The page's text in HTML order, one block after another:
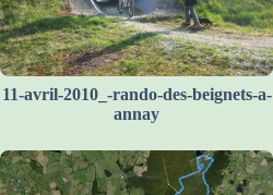
11-avril-2010_-rando-des-beignets-a-
annay